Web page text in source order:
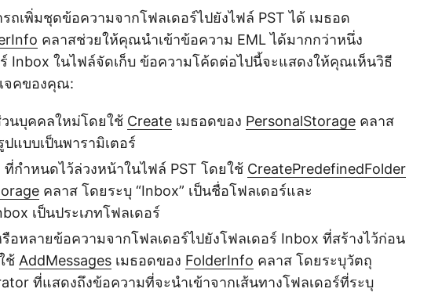
ถเพิ่มชุดข้อความจากโฟลเดอร์ไปยังไฟล์ PST ได้ เมธอด
คลาสช่วยให้คุณนำเข้าข้อความ EML ได้มากกว่าหนึ่ง
Inbox ในไฟล์จัดเก็บ ข้อความโค้ดต่อไปนี้จะแสดงให้คุณเห็นวิธี
จคของคุณ:
นบุคคลใหม่โดยใช้ Create เมธอดของ PersonalStorage คลาส
แบบเป็นพารามิเตอร์
ที่กำหนดไว้ล่วงหน้าในไฟล์ PST โดยใช้ CreatePredefinedFolder
คลาส โดยระบุ “Inbox” เป็นชื่อโฟลเดอร์และ
เป็นประเภทโฟลเดอร์
อหลายข้อความจากโฟลเดอร์ไปยังโฟลเดอร์ Inbox ที่สร้างไว้ก่อน
ช้ AddMessages เมธอดของ FolderInfo คลาส โดยระบุวัตถุ
ที่แสดงถึงข้อความที่จะนำเข้าจากเส้นทางโฟลเดอร์ที่ระบุ